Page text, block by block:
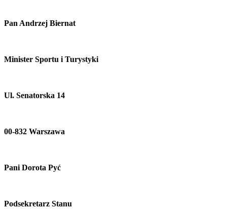
Pan Andrzej Biernat
Minister Sportu i Turystyki
Ul. Senatorska 14
00-832 Warszawa
Pani Dorota Pyć
Podsekretarz Stanu